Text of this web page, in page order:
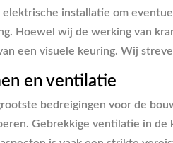
installatie om
Hoewel wij de werking van
een visuele keuring. Wij
en ventilatie
bedreigingen voor de
Gebrekkige ventilatie in